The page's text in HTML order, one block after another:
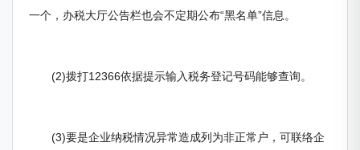
一个，办税大厅公告栏也会不定期公布“黑名单”信息。
(2)拨打12366依据提示输入税务登记号码能够查询。
(3)要是企业纳税情况异常造成列为非正常户，可联络企